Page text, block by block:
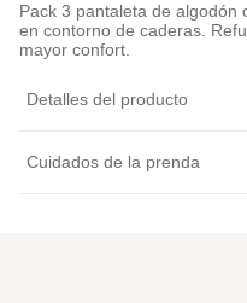
Pack 3 pantaleta de algodón
en contorno de caderas.
mayor confort.
Detalles del producto
Cuidados de la prenda